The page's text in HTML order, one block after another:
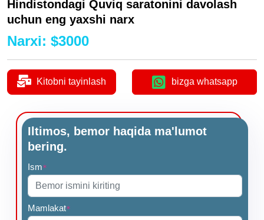
Hindistondagi Quviq saratonini davolash
uchun eng yaxshi narx
Narxi: $3000
Kitobni tayinlash bizga whatsapp
Iltimos, bemor haqida ma'lumot
bering.
Ism*
Mamlakat*